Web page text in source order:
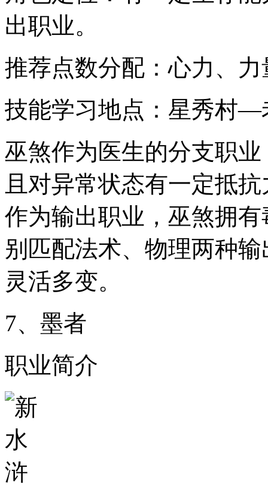
出职业。
推荐点数分配：心力、
技能学习地点：星秀村—
巫煞作为医生的分支职
且对异常状态有一定抵
作为输出职业，巫煞拥
别匹配法术、物理两种
灵活多变。
7、墨者
职业简介